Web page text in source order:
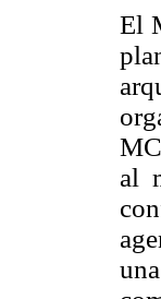
El
al